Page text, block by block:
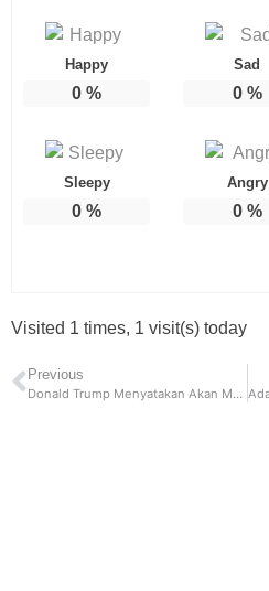
Happy
0 %
Sad
0%
Sleepy
0 %
Angry
0%
Visited 1 times, 1 visit(s) today
Previous
Donald Trump Menyatakan Akan Maju Pilpres 2022, Begini Kata Relawan Joe Biden